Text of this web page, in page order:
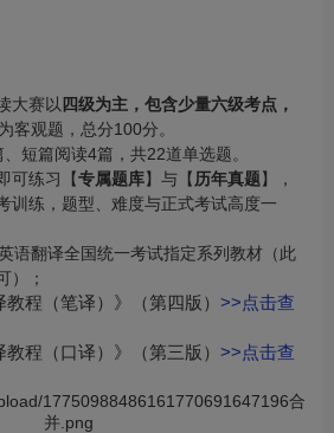
大赛以 四级为主，包含少量六级考点，
客观题，总分100分。
短篇阅读4篇，共22道单选题。
可练习【专属题库】与【历年真题】，
训练，题型、难度与正式考试高度一
语翻译全国统一考试指定系列教材（此
）；
程（笔译）》（第四版） >>点击查
程（口译）》（第三版） >>点击查